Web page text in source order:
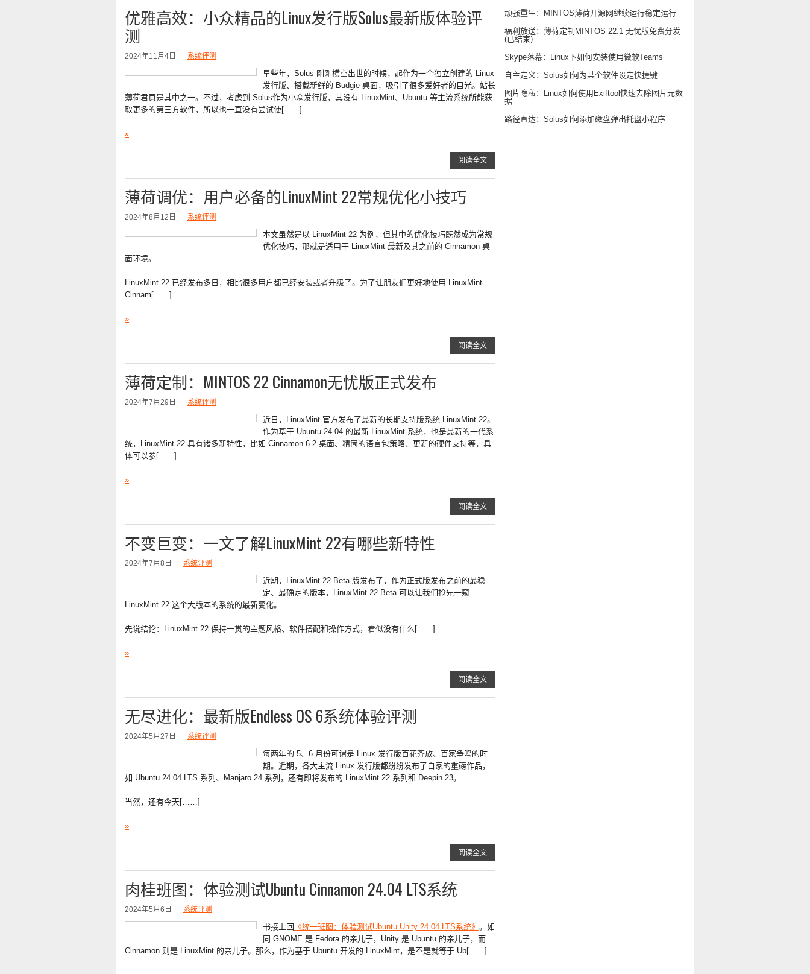
优雅高效：小众精品的Linux发行版Solus最新版体验评
测
2024年11月4日 系统评测
早些年，Solus 刚刚横空出世的时候，起作为一个独立创建的 Linux
发行版、搭载新鲜的 Budgie 桌面，吸引了很多爱好者的目光。站长
薄荷君页是其中之一。不过，考虑到 Solus作为小众发行版，其没有 LinuxMint、Ubuntu 等主流系统所能获
取更多的第三方软件，所以也一直没有尝试使[……]
»
阅读全文
薄荷调优：用户必备的LinuxMint 22常规优化小技巧
2024年8月12日 系统评测
本文虽然是以 LinuxMint 22 为例，但其中的优化技巧既然成为常规
优化技巧，那就是适用于 LinuxMint 最新及其之前的 Cinnamon 桌
面环境。
LinuxMint 22 已经发布多日，相比很多用户都已经安装或者升级了。为了让朋友们更好地使用 LinuxMint
Cinnam[……]
»
阅读全文
薄荷定制：MINTOS 22 Cinnamon无忧版正式发布
2024年7月29日 系统评测
近日，LinuxMint 官方发布了最新的长期支持版系统 LinuxMint 22。
作为基于 Ubuntu 24.04 的最新 LinuxMint 系统，也是最新的一代系
统，LinuxMint 22 具有诸多新特性，比如 Cinnamon 6.2 桌面、精简的语言包策略、更新的硬件支持等，具
体可以参[……]
»
阅读全文
不变巨变：一文了解LinuxMint 22有哪些新特性
2024年7月8日 系统评测
近期，LinuxMint 22 Beta 版发布了，作为正式版发布之前的最稳
定、最确定的版本，LinuxMint 22 Beta 可以让我们抢先一窥
LinuxMint 22 这个大版本的系统的最新变化。
先说结论：LinuxMint 22 保持一贯的主题风格、软件搭配和操作方式，看似没有什么[……]
»
阅读全文
无尽进化：最新版Endless OS 6系统体验评测
2024年5月27日 系统评测
每两年的 5、6 月份可谓是 Linux 发行版百花齐放、百家争鸣的时
期。近期，各大主流 Linux 发行版都纷纷发布了自家的重磅作品，
如 Ubuntu 24.04 LTS 系列、Manjaro 24 系列，还有即将发布的 LinuxMint 22 系列和 Deepin 23。
当然，还有今天[……]
»
阅读全文
肉桂班图：体验测试Ubuntu Cinnamon 24.04 LTS系统
2024年5月6日 系统评测
书接上回 《统一班图：体验测试Ubuntu Unity 24.04 LTS系统》 。如
同 GNOME 是 Fedora 的亲儿子，Unity 是 Ubuntu 的亲儿子，而
Cinnamon 则是 LinuxMint 的亲儿子。那么，作为基于 Ubuntu 开发的 LinuxMint，是不是就等于 Ub[……]
顽强重生：MINTOS薄荷开源网继续运行稳定运行
福利放送：薄荷定制MINTOS 22.1 无忧版免费分发
(已结束)
Skype落幕：Linux下如何安装使用微软Teams
自主定义：Solus如何为某个软件设定快捷键
图片隐私：Linux如何使用Exiftool快速去除图片元数
据
路径直达：Solus如何添加磁盘弹出托盘小程序